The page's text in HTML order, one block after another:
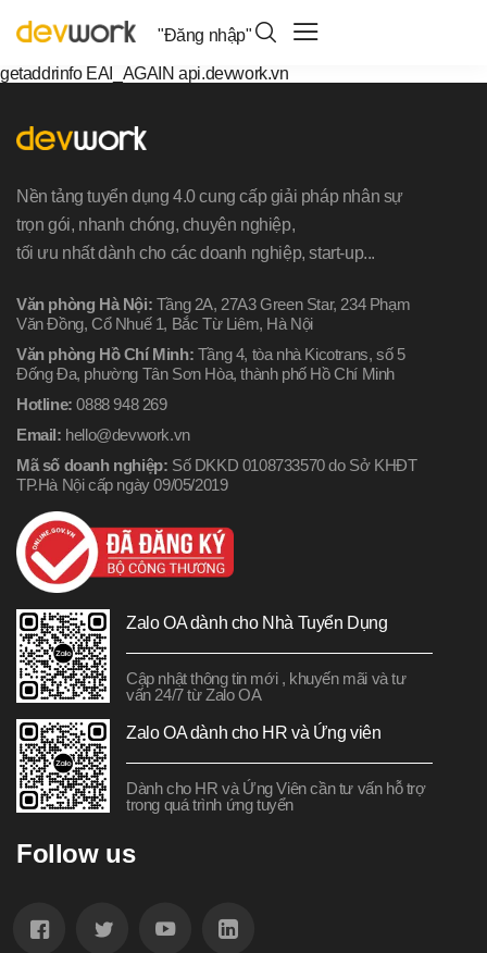
"Đăng nhập"
getaddrinfo EAI_AGAIN api.devwork.vn
Nền tảng tuyển dụng 4.0 cung cấp giải pháp nhân sự
trọn gói, nhanh chóng, chuyên nghiệp,
tối ưu nhất dành cho các doanh nghiệp, start-up...
Văn phòng Hà Nội: Tầng 2A, 27A3 Green Star, 234 Phạm
Văn Đồng, Cổ Nhuế 1, Bắc Từ Liêm, Hà Nội
Văn phòng Hồ Chí Minh: Tầng 4, tòa nhà Kicotrans, số 5
Đống Đa, phường Tân Sơn Hòa, thành phố Hồ Chí Minh
Hotline: 0888 948 269
Email: hello@devwork.vn
Mã số doanh nghiệp: Số DKKD 0108733570 do Sở KHĐT
TP.Hà Nội cấp ngày 09/05/2019
Zalo OA dành cho Nhà Tuyển Dụng
Cập nhật thông tin mới , khuyến mãi và tư
vấn 24/7 từ Zalo OA
Zalo OA dành cho HR và Ứng viên
Dành cho HR và Ứng Viên cần tư vấn hỗ trợ
trong quá trình ứng tuyển
Follow us